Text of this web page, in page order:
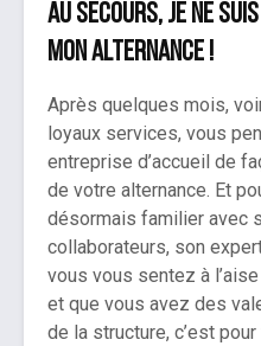
Au secours, je ne
mon alternance !
Après quelques mois,
loyaux services, vous
entreprise d’accueil de
de votre alternance. Et
désormais familier avec
collaborateurs, son
vous vous sentez à
et que vous avez des
de la structure, c’est